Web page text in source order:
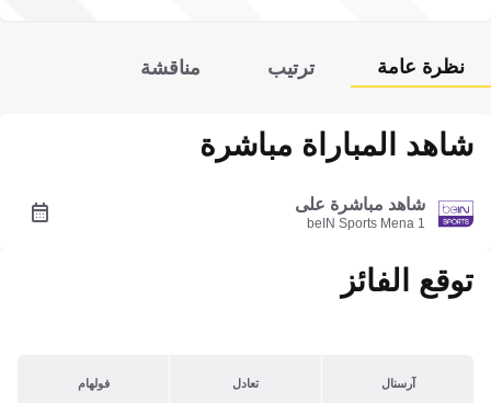
نظرة عامة ترتيب مناقشة
شاهد المباراة مباشرة
شاهد مباشرة على
beIN Sports Mena 1
توقع الفائز
آرسنال تعادل فولهام